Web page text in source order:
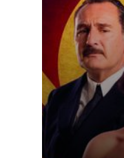
Film d'Agnès
compétition